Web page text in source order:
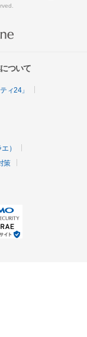
ついて
ィ24」
）
策